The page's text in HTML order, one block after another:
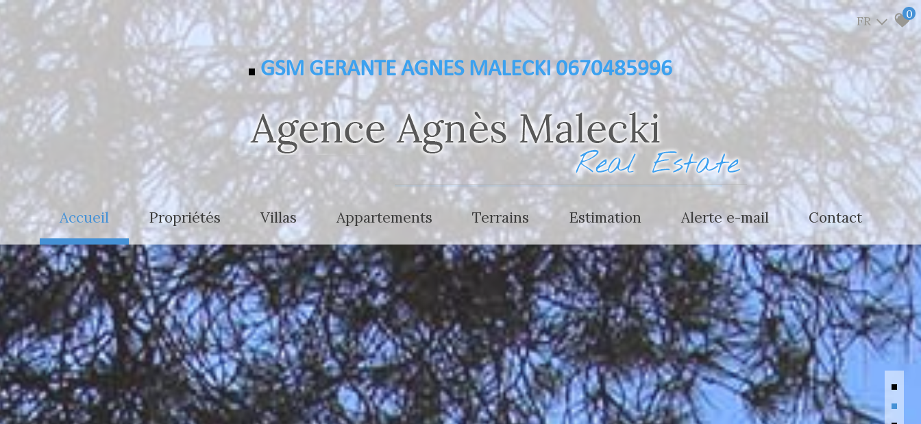
FR 0
GSM GERANTE AGNES MALECKI 0670485996
accueil propriétés
- de 2.500.000 €
+ de 2.500.000 €
villas
- de 800.000 €
800.000 € à 1.500.000 €
+ de 1.500.000 €
appartements
- de 300.000 €
300.000 € à 700.000 €
+ de 700.000 €
terrains estimation alerte e-mail contact
estimer votre bien